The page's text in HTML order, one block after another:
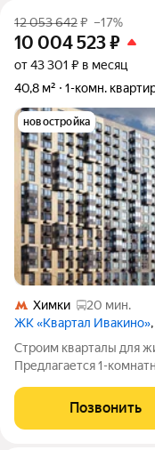
12 053 642₽ –17%
10 004 523₽
от 43 301 ₽ в месяц
40,8 м²
1-комн.
новостройка
Химки
20 мин.
ЖК «Квартал Ивакино»
Строим кварталы для
Предлагается 1-
на 4-м этаже, в жилом
Позвонить